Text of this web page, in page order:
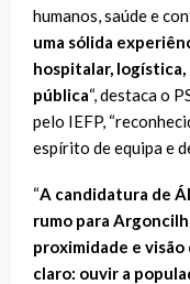
humanos, saúde e
uma sólida
hospitalar,
pública“, destaca o
pelo IEFP,
espírito de equipa e
“A candidatura de
rumo para
proximidade e
claro: ouvir a